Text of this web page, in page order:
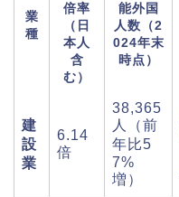
業
種
倍率
（日
本人
含
む）
能外国
人数（2
024年末
時点）
建
設
業
6.14
倍
38,365
人（前
年比5
7%
増）